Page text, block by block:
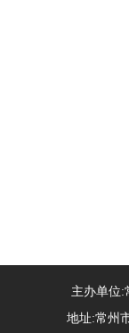
主办单位:
地址:常州